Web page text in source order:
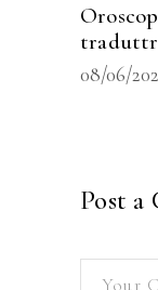
08/06/
Post a